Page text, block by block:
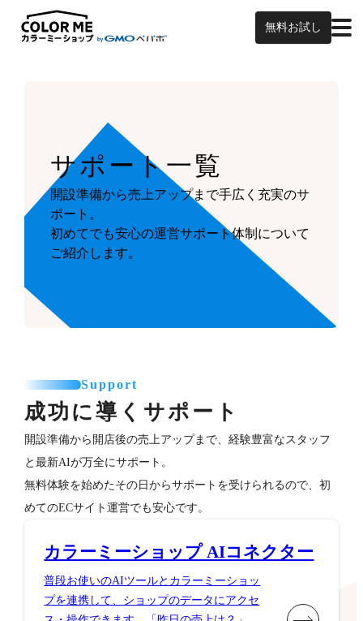
無料お試し
サポート一覧
開設準備から売上アップまで手広く充実のサ
ポート。
初めてでも安心の運営サポート体制について
ご紹介します。
Support
成功に導くサポート
開設準備から開店後の売上アップまで、経験豊富なスタッフ
と最新AIが万全にサポート。
無料体験を始めたその日からサポートを受けられるので、初
めてのECサイト運営でも安心です。
カラーミーショップ AIコネクター
普段お使いのAIツールとカラーミーショッ
プを連携して、ショップのデータにアクセ